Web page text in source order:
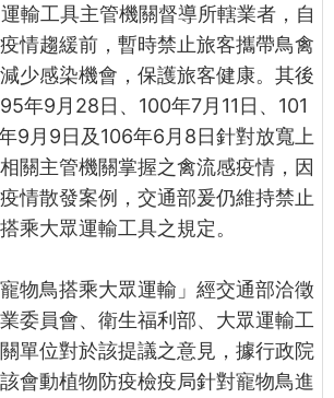
輸工具主管機關督導所轄業者，自
情趨緩前，暫時禁止旅客攜帶鳥禽
少感染機會，保護旅客健康。其後
年9月28日、100年7月11日、101
9月9日及106年6月8日針對放寬上
關主管機關掌握之禽流感疫情，因
情散發案例，交通部爰仍維持禁止
乘大眾運輸工具之規定。
物鳥搭乘大眾運輸」經交通部洽徵
委員會、衛生福利部、大眾運輸工
單位對於該提議之意見，據行政院
會動植物防疫檢疫局針對寵物鳥進